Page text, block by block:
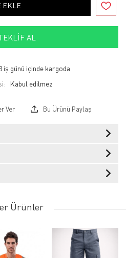
EKLE
AL
iş günü içinde kargoda
Ver Bu Ürünü Paylaş
Ürünler